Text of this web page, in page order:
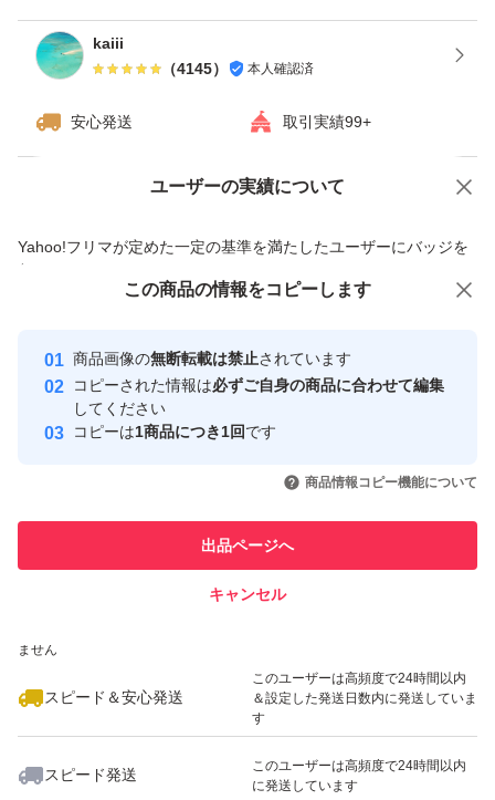
kaiii
（4145） 本人確認済
安心発送 取引実績99+
ユーザーの実績について
Yahoo!フリマが定めた一定の基準を満たしたユーザーにバッジを
付与しています
安心取引出品者
心・安全なユーザーです
取引実績
引を完了させた実績があります
での取引実績があります
ません
スピード＆安心発送
このユーザーは高頻度で24時間以内
＆設定した発送日数内に発送していま
す
スピード発送
このユーザーは高頻度で24時間以内
に発送しています
価格の相談 商品への質問
この商品の情報をコピーします
商品画像の無断転載は禁止されています
コピーされた情報は必ずご自身の商品に合わせて編集
してください
コピーは1商品につき1回です
商品情報コピー機能について
出品ページへ
キャンセル
この商品をみている人にオススメ
10,500